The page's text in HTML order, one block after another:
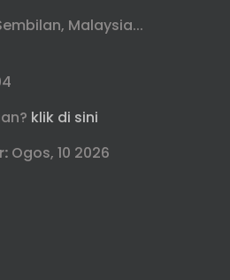
Malaysia...
klik di sini
Ogos, 10 2026